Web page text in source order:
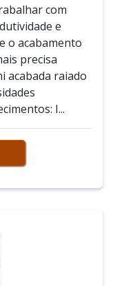
com
e
o acabamento
precisa
acabada raiado
I...